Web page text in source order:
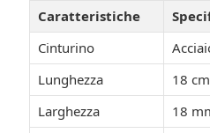
Caratteristiche
Cinturino
Lunghezza
18 cm
Larghezza
18